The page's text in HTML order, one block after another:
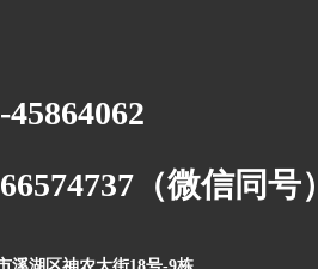
（微信同号